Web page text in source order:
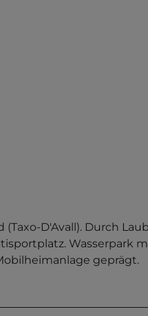
D'Avall). Durch
Wasserpark
geprägt.